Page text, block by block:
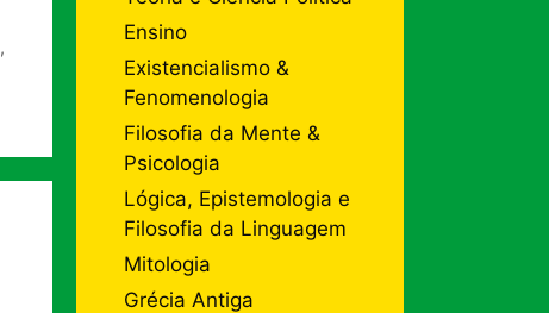
,
Ensino
Existencialismo &
Fenomenologia
Filosofia da Mente &
Psicologia
Lógica, Epistemologia e
Filosofia da Linguagem
Mitologia
Grécia Antiga